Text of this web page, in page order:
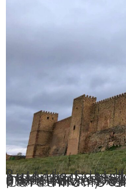
Ruta de castillos por Sigüenza: historia, piedra y paisaje Si te fascinan los castillos, las fortalezas medievales y los paisajes que parecen sacados de una película, estás en